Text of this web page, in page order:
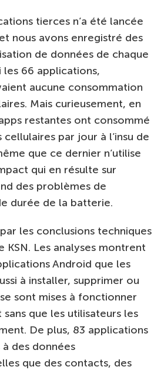
tierces n’a été lancée
nous avons enregistré des
de données de chaque
les 66 applications,
aucune consommation
Mais curieusement, en
restantes ont consommé
par jour à l’insu de
que ce dernier n’utilise
qui en résulte sur
des problèmes de
durée de la batterie.
les conclusions techniques
KSN. Les analyses montrent
Android que les
à installer, supprimer ou
sont mises à fonctionner
que les utilisateurs les
De plus, 83 applications
des données
que des contacts, des